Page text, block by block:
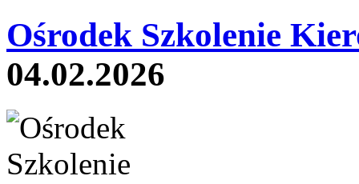
Ośrodek Szkolenie
04.02.2026